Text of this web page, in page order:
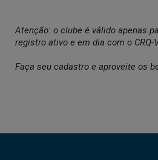
Atenção: o clube é válido apenas
registro ativo e em dia com o CRQ-
Faça seu cadastro e aproveite os